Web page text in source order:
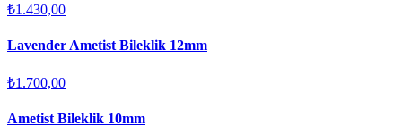
₺1.430,00
Lavender Ametist Bileklik 12mm
₺1.700,00
Ametist Bileklik 10mm